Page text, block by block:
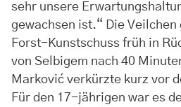
sehr unsere
gewachsen ist.“ Die
Forst-Kunstschuss früh in
von Selbigem nach 40
Marković verkürzte kurz vor
Für den 17-jährigen war es